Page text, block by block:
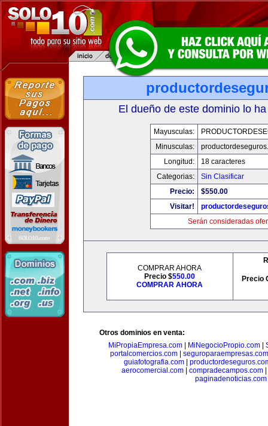
El dueño de este dominio lo
Mayusculas:
Minusculas:
Longitud:
18 caracteres
Categorias:
Sin Clasificar
Precio:
$550.00
Visitar!
Serán consideradas
COMPRAR AHORA
Precio $550.00
COMPRAR AHORA
Precio
Otros dominios en venta:
MiPropiaEmpresa.com
MiNegocioPropio.com
portalcomercios.com| seguroparaempresas.com
guiafotografia.com
aerocomercial.com| compradecampos.com|
paginadenoticias.com